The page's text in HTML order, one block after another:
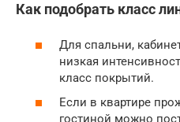
Как подобрать класс
Для спальни,
низкая
класс покрытий.
Если в квартире
гостиной можно